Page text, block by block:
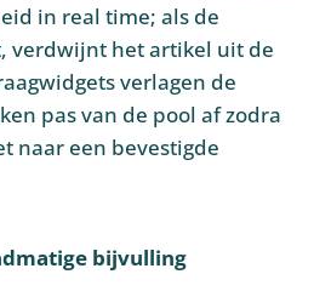
in real time; als de
verdwijnt het artikel uit de
verlagen de
pas van de pool af zodra
naar een bevestigde
bijvulling